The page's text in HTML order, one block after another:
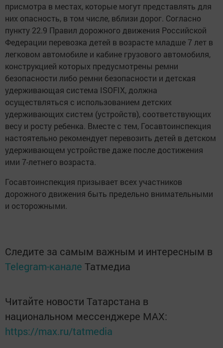
присмотра в местах, которые могут представлять для
них опасность, в том числе, вблизи дорог. Согласно
пункту 22.9 Правил дорожного движения Российской
Федерации перевозка детей в возрасте младше 7 лет в
легковом автомобиле и кабине грузового автомобиля,
конструкцией которых предусмотрены ремни
безопасности либо ремни безопасности и детская
удерживающая система ISOFIX, должна
осуществляться с использованием детских
удерживающих систем (устройств), соответствующих
весу и росту ребенка. Вместе с тем, Госавтоинспекция
настоятельно рекомендует перевозить детей в детском
удерживающем устройстве даже после достижения
ими 7-летнего возраста.
Госавтоинспекция призывает всех участников
дорожного движения быть предельно внимательными
и осторожными.
Следите за самым важным и интересным в
Telegram-канале Татмедиа
Читайте новости Татарстана в
национальном мессенджере MАХ:
https://max.ru/tatmedia